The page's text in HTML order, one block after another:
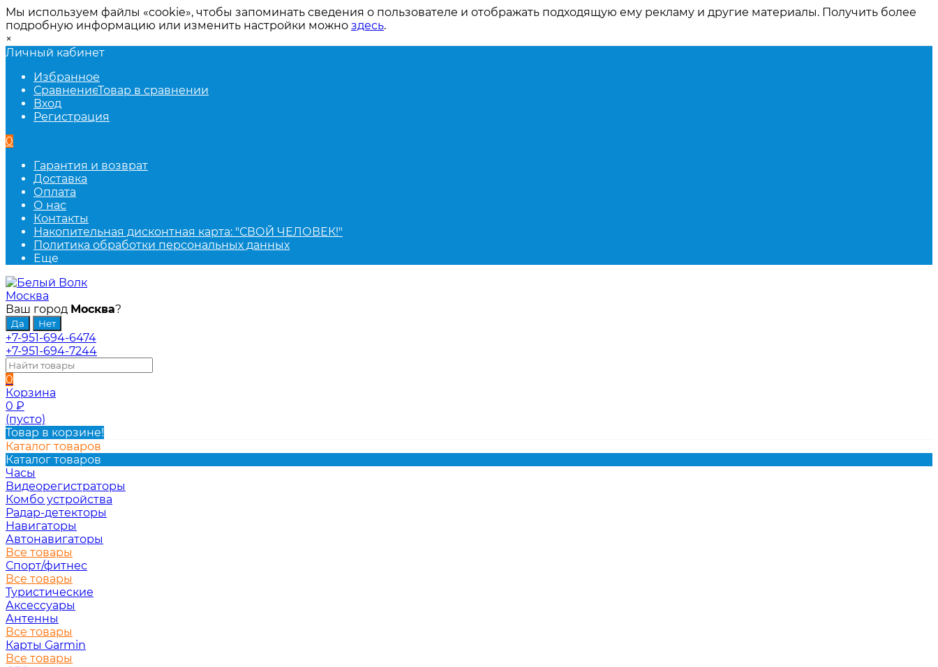
Мы используем файлы «cookie», чтобы запоминать сведения о пользователе и отображать подходящую ему рекламу и другие материалы. Получить более
подробную информацию или изменить настройки можно здесь.
×
Личный кабинет
Избранное
СравнениеТовар в сравнении
Вход
Регистрация
0
Гарантия и возврат
Доставка
Оплата
О нас
Контакты
Накопительная дисконтная карта: "СВОЙ ЧЕЛОВЕК!"
Политика обработки персональных данных
Еще
Москва
Ваш город Москва?
+7-951-694-6474
+7-951-694-7244
0
Корзина
0 ₽
(пусто)
Товар в корзине!
Каталог товаров
Каталог товаров
Часы
Видеорегистраторы
Комбо устройства
Радар-детекторы
Навигаторы
Автонавигаторы
Все товары
Спорт/фитнес
Все товары
Туристические
Аксессуары
Антенны
Все товары
Карты Garmin
Все товары